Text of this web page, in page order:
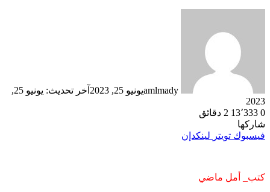
amlmadyيونيو 25, 2023
آخر تحديث: يونيو 25,
2023
0
2 دقائق
شاركها
فيسبوك تويتر لينكدإن
كتب_ أمل ماضي